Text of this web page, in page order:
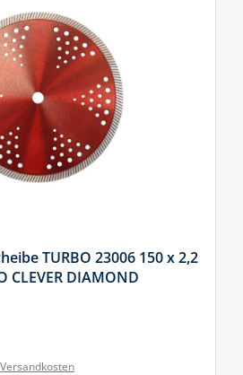
TURBO 23006 150 x 2,2
CLEVER DIAMOND